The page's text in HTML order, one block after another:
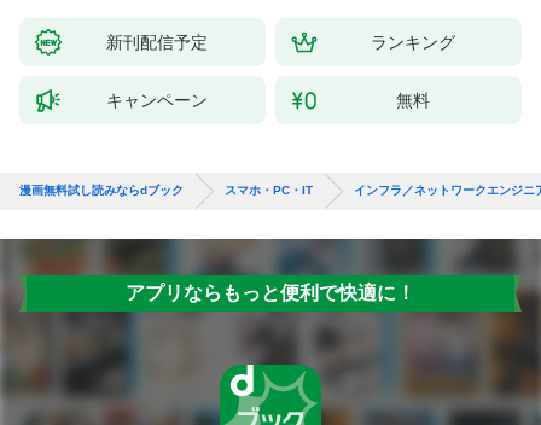
新刊配信予定 ランキング
キャンペーン 無料
漫画無料試し読みならdブック スマホ・PC・IT インフラ／ネットワークエンジ
アプリならもっと便利で快適に！